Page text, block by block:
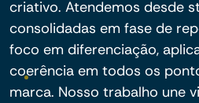
criativo. Atendemos desde
consolidadas em fase de
foco em diferenciação,
coerência em todos os
marca. Nosso trabalho une